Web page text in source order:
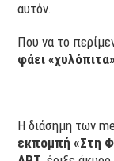
αυτόν.
Που να το
φάει
Η διάσημη των
εκπομπή «Στη